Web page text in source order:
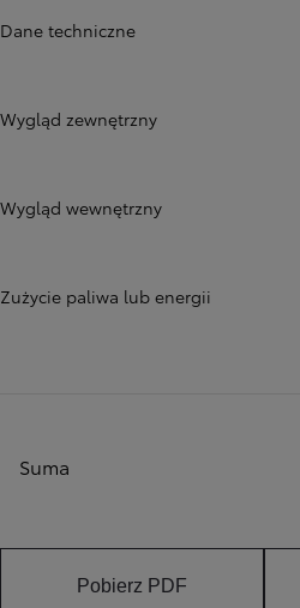
Dane techniczne
Wygląd zewnętrzny
Wygląd wewnętrzny
Zużycie paliwa lub energii
Suma
Pobierz PDF